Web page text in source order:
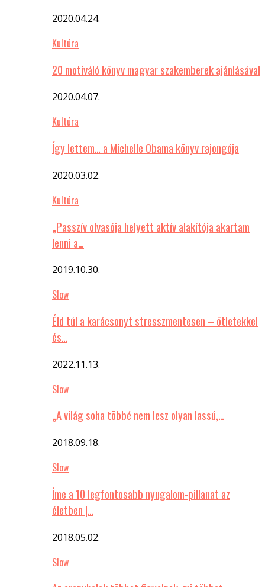
2020.04.24.
Kultúra
20 motiváló könyv magyar szakemberek ajánlásával
2020.04.07.
Kultúra
Így lettem… a Michelle Obama könyv rajongója
2020.03.02.
Kultúra
„Passzív olvasója helyett aktív alakítója akartam
lenni a…
2019.10.30.
Slow
Éld túl a karácsonyt stresszmentesen – ötletekkel
és…
2022.11.13.
Slow
„A világ soha többé nem lesz olyan lassú,…
2018.09.18.
Slow
Íme a 10 legfontosabb nyugalom-pillanat az
életben |…
2018.05.02.
Slow